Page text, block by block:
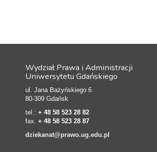
Wydział Prawa i Administracji
Uniwersytetu Gdańskiego
ul. Jana Bażyńskiego 6
80-309 Gdańsk
tel.: + 48 58 523 28 82
fax. + 48 58 523 28 87
dziekanat@prawo.ug.edu.pl